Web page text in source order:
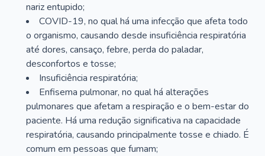
nariz entupido;
COVID-19, no qual há uma infecção que afeta todo
o organismo, causando desde insuficiência respiratória
até dores, cansaço, febre, perda do paladar,
desconfortos e tosse;
Insuficiência respiratória;
Enfisema pulmonar, no qual há alterações
pulmonares que afetam a respiração e o bem-estar do
paciente. Há uma redução significativa na capacidade
respiratória, causando principalmente tosse e chiado. É
comum em pessoas que fumam;